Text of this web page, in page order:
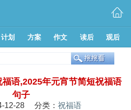
计划 方案 作文 读后 观后
语,2025年元宵节简短祝福语
句子
12-28 分类： 祝福语